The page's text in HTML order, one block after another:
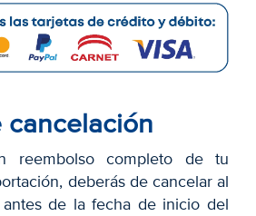
cancelación
reembolso completo de tu
deberás de cancelar al
de la fecha de inicio del